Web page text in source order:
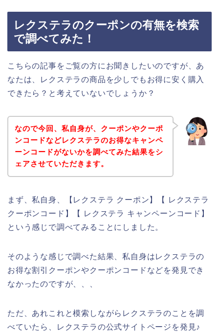
レクステラのクーポンの有無を検索
で調べてみた！
こちらの記事をご覧の方にお聞きしたいのですが、あ
なたは、レクステラの商品を少しでもお得に安く購入
できたら？と考えていないでしょうか？
なので今回、私自身が、クーポンやクーポ
ンコードなどレクステラのお得なキャンペ
ーンコードがないかを調べてみた結果をシ
ェアさせていただきます。
まず、私自身、【レクステラ クーポン】【 レクステラ
クーポンコード】【 レクステラ キャンペーンコード】
という感じで調べてみることにしました。
そのような感じで調べた結果、私自身はレクステラの
お得な割引クーポンやクーポンコードなどを発見でき
なかったのですが、、、
ただ、あれこれと模索しながらレクステラのことを調
べていたら、レクステラの公式サイトページを発見♪